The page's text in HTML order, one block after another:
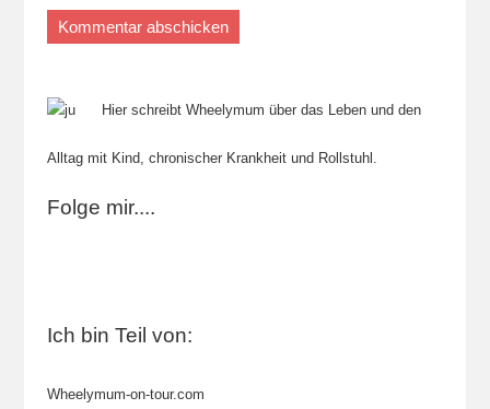
Hier schreibt Wheelymum über das Leben und den
Alltag mit Kind, chronischer Krankheit und Rollstuhl.
Folge mir....
Ich bin Teil von:
Wheelymum-on-tour.com